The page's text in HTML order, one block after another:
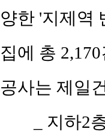
양한 '지제역
집에 총
공사는 제일
_ 지하2